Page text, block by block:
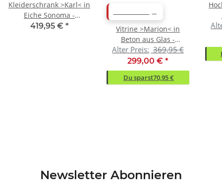
Kleiderschrank >Karl< in
Eiche Sonoma -
159x196x54cm (BxHxT)
419,95 € *
Vitrine >Marion< in
Beton aus Glas -
90x197x37cm (BxHxT)
Alter Preis: 369,95 €
299,00 € *
Du sparst70,95 €
Newsletter Abonnieren